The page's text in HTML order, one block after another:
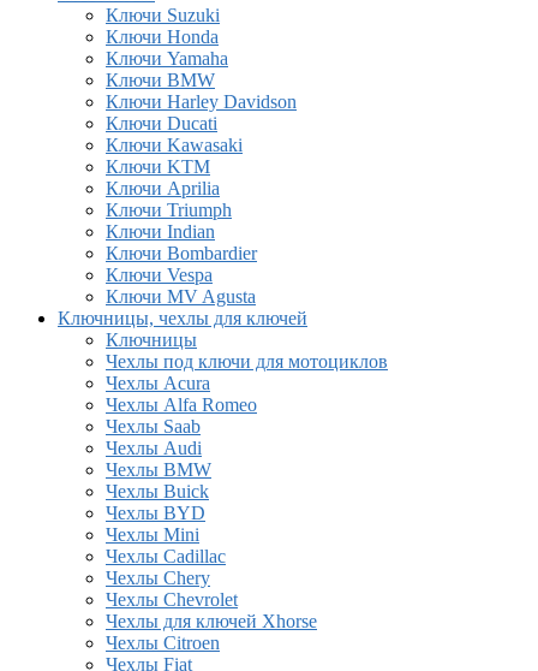
Ключи Suzuki
Ключи Honda
Ключи Yamaha
Ключи BMW
Ключи Harley Davidson
Ключи Ducati
Ключи Kawasaki
Ключи KTM
Ключи Aprilia
Ключи Triumph
Ключи Indian
Ключи Bombardier
Ключи Vespa
Ключи MV Agusta
Ключницы, чехлы для ключей
Ключницы
Чехлы под ключи для мотоциклов
Чехлы Acura
Чехлы Alfa Romeo
Чехлы Saab
Чехлы Audi
Чехлы BMW
Чехлы Buick
Чехлы BYD
Чехлы Mini
Чехлы Cadillac
Чехлы Chery
Чехлы Chevrolet
Чехлы для ключей Xhorse
Чехлы Citroen
Чехлы Fiat